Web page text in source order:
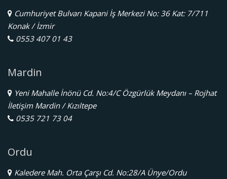
Cumhuriyet Bulvarı Kapani İş Merkezi No: 36 Kat: 7/711
Konak / İzmir
0553 407 01 43
Mardin
Yeni Mahalle İnönü Cd. No:4/C Özgürlük Meydanı – Rojhat
İletişim Mardin / Kızıltepe
0535 721 73 04
Ordu
Kaledere Mah. Orta Çarşı Cd. No:28/A Ünye/Ordu